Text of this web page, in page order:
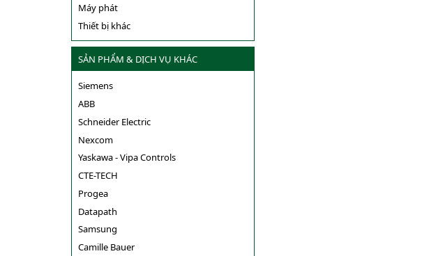
Máy phát
Thiết bị khác
SẢN PHẨM & DỊCH VỤ KHÁC
Siemens
ABB
Schneider Electric
Nexcom
Yaskawa - Vipa Controls
CTE-TECH
Progea
Datapath
Samsung
Camille Bauer